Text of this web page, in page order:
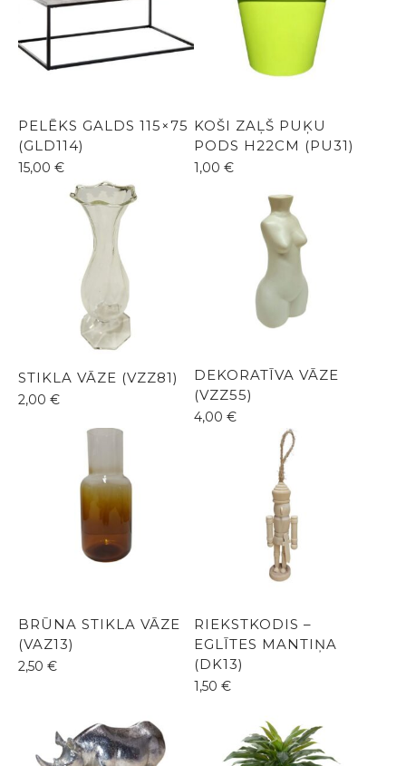
PELĒKS GALDS 115×75
(GLD114)
15,00 €
KOŠI ZAĻŠ PUĶU
PODS H22CM (PU31)
1,00 €
STIKLA VĀZE (VZZ81)
2,00 €
DEKORATĪVA VĀZE
(VZZ55)
4,00 €
BRŪNA STIKLA VĀZE
(VAZ13)
2,50 €
RIEKSTKODIS –
EGLĪTES MANTIŅA
(DK13)
1,50 €